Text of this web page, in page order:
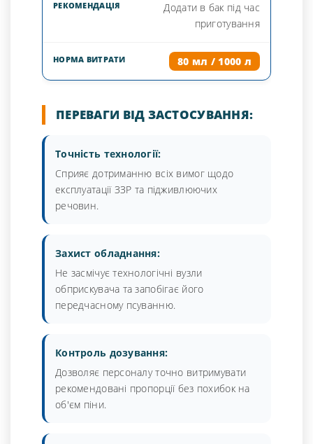
Додати в бак під час
приготування
80 мл / 1000 л
ПЕРЕВАГИ ВІД ЗАСТОСУВАННЯ:
Точність технології:
Сприяє дотриманню всіх вимог щодо
експлуатації ЗЗР та підживлюючих
речовин.
Захист обладнання:
Не засмічує технологічні вузли
обприскувача та запобігає його
передчасному псуванню.
Контроль дозування:
Дозволяє персоналу точно витримувати
рекомендовані пропорції без похибок на
об'єм піни.